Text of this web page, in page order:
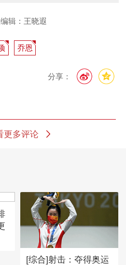
辑：王晓遐
乔恩
分享：
更多评论
[综合]射击：夺得奥运